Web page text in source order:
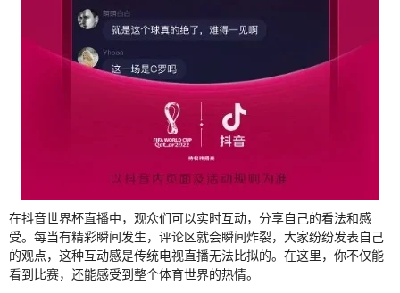
在抖音世界杯直播中，观众们可以实时互动，分享自己的看法和感
受。每当有精彩瞬间发生，评论区就会瞬间炸裂，大家纷纷发表自己
的观点，这种互动感是传统电视直播无法比拟的。在这里，你不仅能
看到比赛，还能感受到整个体育世界的热情。